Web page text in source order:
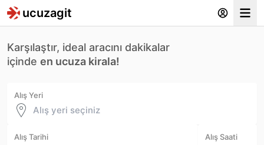
ucuzagit
Karşılaştır, ideal aracını dakikalar
içinde en ucuza kirala!
Alış Yeri
Alış Tarihi Alış Saati